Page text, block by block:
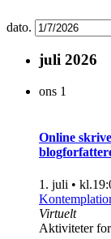
dato.
juli 2026
ons 1
Online
1. juli •
Virtuelt
Aktiviteter